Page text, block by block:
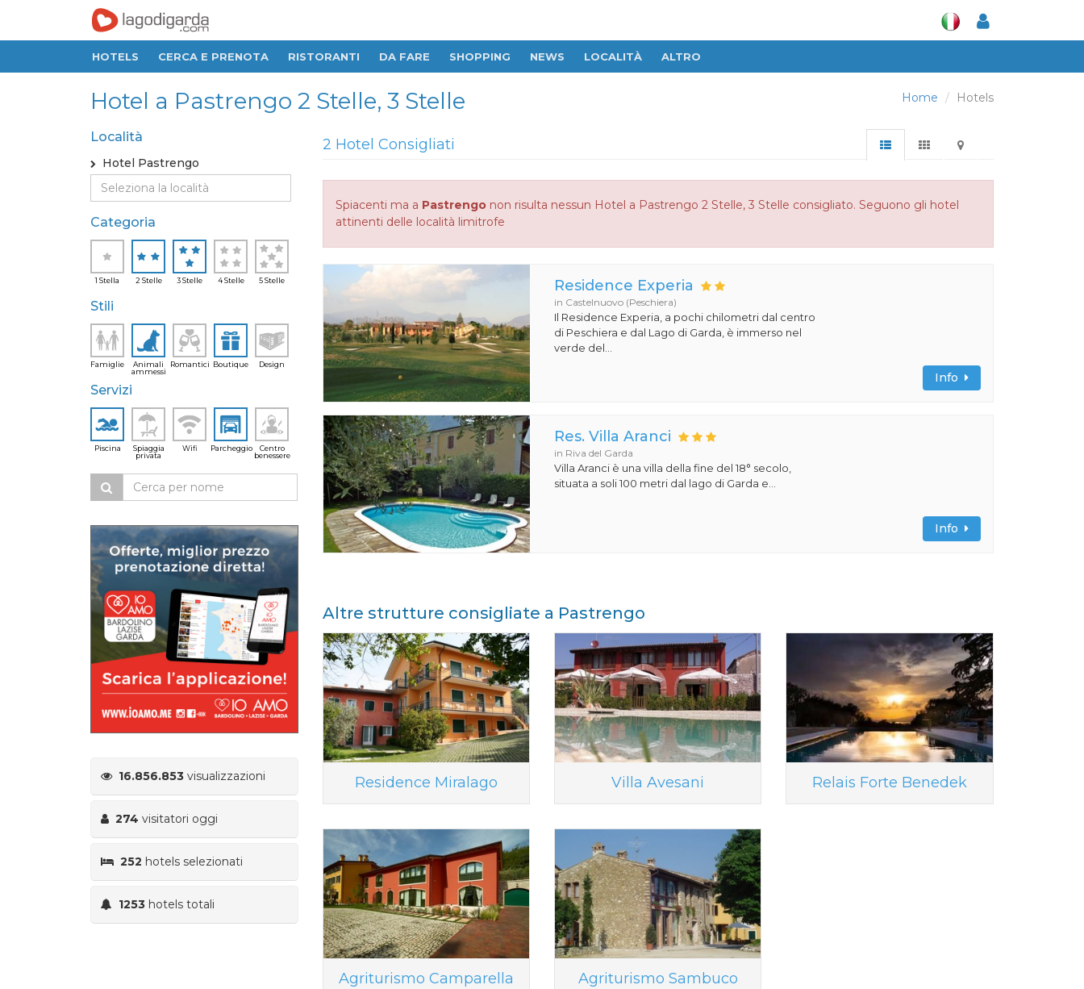
HOTELS CERCA E PRENOTA RISTORANTI DA FARE SHOPPING NEWS LOCALITÀ ALTRO
Home Hotels
Hotel a Pastrengo 2 Stelle, 3 Stelle
Località
Hotel Pastrengo
Categoria
1 Stella 2 Stelle 3 Stelle 4 Stelle 5 Stelle
Stili
Famiglie
Animali
ammessi
Romantici Boutique Design
Servizi
Piscina
Spiaggia
privata
Wifi Parcheggio
Centro
benessere
16.856.853 visualizzazioni
274 visitatori oggi
252 hotels selezionati
1253 hotels totali
2 Hotel Consigliati
Spiacenti ma a Pastrengonon risulta nessun Hotel a Pastrengo 2 Stelle, 3 Stelle consigliato. Seguono gli hotel
attinenti delle località limitrofe
Residence Experia
in Castelnuovo (Peschiera)
Il Residence Experia, a pochi chilometri dal centro
di Peschiera e dal Lago di Garda, è immerso nel
verde del...
Info
Res. Villa Aranci
in Riva del Garda
Villa Aranci è una villa della fine del 18° secolo,
situata a soli 100 metri dal lago di Garda e...
Info
Altre strutture consigliate a Pastrengo
Residence Miralago Villa Avesani Relais Forte Benedek
Agriturismo Camparella Agriturismo Sambuco